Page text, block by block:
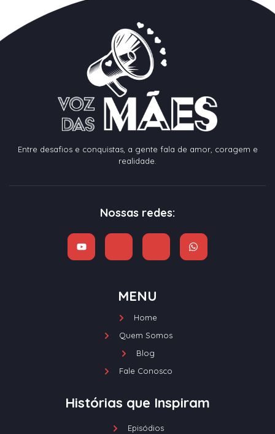
Entre desafios e conquistas, a gente fala de amor, coragem e
realidade.
Nossas redes:
MENU
Home
Quem Somos
Blog
Fale Conosco
Histórias que Inspiram
Episódios